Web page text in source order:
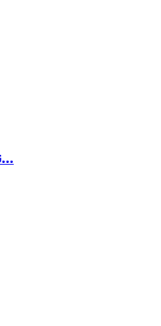
نگاهی به زندگی هنری ناصر عبد...